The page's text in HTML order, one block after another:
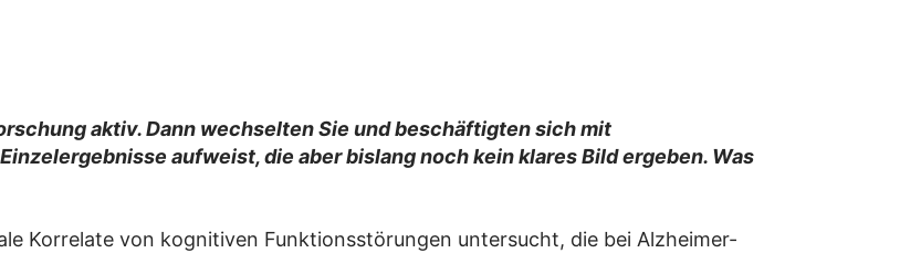
aktiv. Dann wechselten Sie und beschäftigten sich mit
aufweist, die aber bislang noch kein klares Bild ergeben. Was
Korrelate von kognitiven Funktionsstörungen untersucht, die bei Alzheimer-